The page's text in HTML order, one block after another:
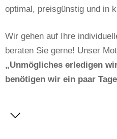
optimal, preisgünstig und in
Wir gehen auf Ihre
beraten Sie gerne! Unser
„Unmögliches erledigen
benötigen wir ein paar